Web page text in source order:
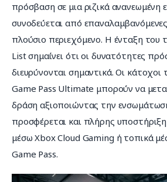
πρόσβαση σε μια ριζικά ανανεωμένη
συνοδεύεται από
πλούσιο περιεχόμενο. Η ένταξη του
List σημαίνει ότι οι δυνατότητες
διευρύνονται σημαντικά. Οι κάτοχοι
Game Pass Ultimate μπορούν να
δράση αξιοποιώντας την
προσφέρεται και πλήρης
μέσω Xbox Cloud Gaming ή τοπικά
Game Pass.